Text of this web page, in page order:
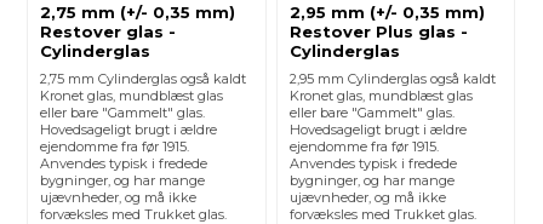
2,75 mm (+/- 0,35 mm)
Restover glas -
Cylinderglas
2,75 mm Cylinderglas også kaldt
Kronet glas, mundblæst glas
eller bare "Gammelt" glas.
Hovedsageligt brugt i ældre
ejendomme fra før 1915.
Anvendes typisk i fredede
bygninger, og har mange
ujævnheder, og må ikke
forvæksles med Trukket glas.
2,95 mm (+/- 0,35 mm)
Restover Plus glas -
Cylinderglas
2,95 mm Cylinderglas også kaldt
Kronet glas, mundblæst glas
eller bare "Gammelt" glas.
Hovedsageligt brugt i ældre
ejendomme fra før 1915.
Anvendes typisk i fredede
bygninger, og har mange
ujævnheder, og må ikke
forvæksles med Trukket glas.